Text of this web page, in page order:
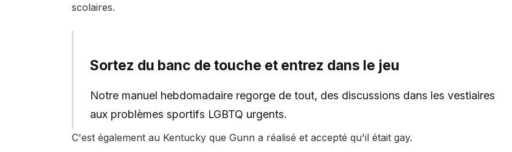
scolaires.
Sortez du banc de touche et entrez dans le jeu
Notre manuel hebdomadaire regorge de tout, des discussions dans les vestiaires
aux problèmes sportifs LGBTQ urgents.
C'est également au Kentucky que Gunn a réalisé et accepté qu'il était gay.